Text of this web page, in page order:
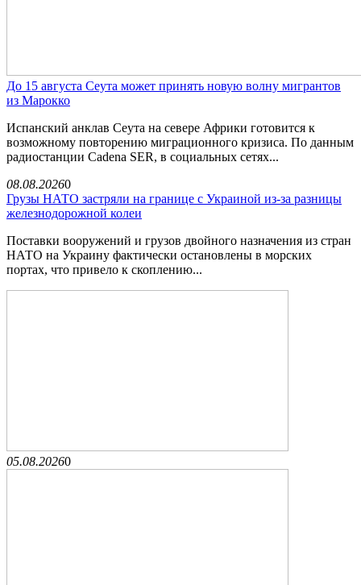
До 15 августа Сеута может принять новую волну мигрантов
из Марокко
Испанский анклав Сеута на севере Африки готовится к
возможному повторению миграционного кризиса. По данным
радиостанции Cadena SER, в социальных сетях...
08.08.20260
Грузы НАТО застряли на границе с Украиной из-за разницы
железнодорожной колеи
Поставки вооружений и грузов двойного назначения из стран
НАТО на Украину фактически остановлены в морских
портах, что привело к скоплению...
05.08.20260